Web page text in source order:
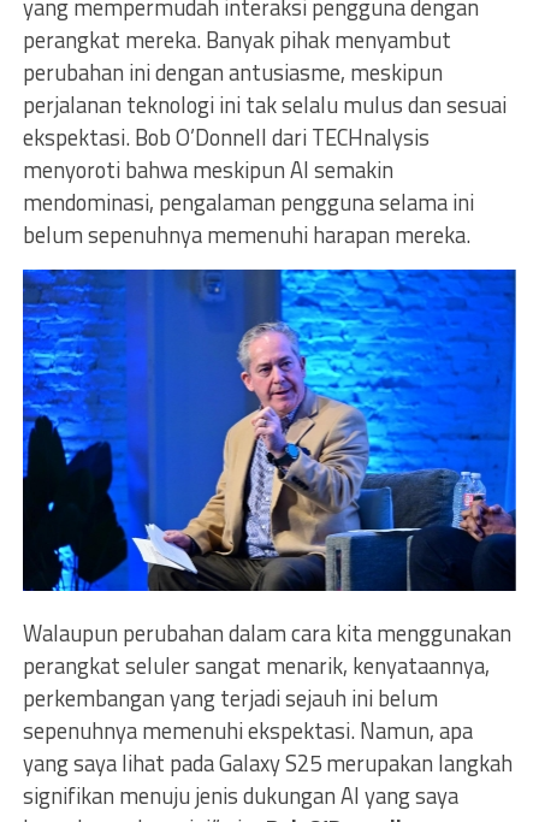
yang mempermudah interaksi pengguna dengan
perangkat mereka. Banyak pihak menyambut
perubahan ini dengan antusiasme, meskipun
perjalanan teknologi ini tak selalu mulus dan sesuai
ekspektasi. Bob O’Donnell dari TECHnalysis
menyoroti bahwa meskipun AI semakin
mendominasi, pengalaman pengguna selama ini
belum sepenuhnya memenuhi harapan mereka.
Walaupun perubahan dalam cara kita menggunakan
perangkat seluler sangat menarik, kenyataannya,
perkembangan yang terjadi sejauh ini belum
sepenuhnya memenuhi ekspektasi. Namun, apa
yang saya lihat pada Galaxy S25 merupakan langkah
signifikan menuju jenis dukungan AI yang saya